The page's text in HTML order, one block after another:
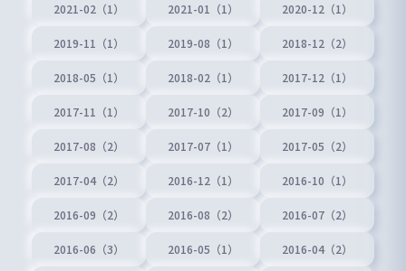
2021-02（1） 2021-01（1） 2020-12（1）
2019-11（1） 2019-08（1） 2018-12（2）
2018-05（1） 2018-02（1） 2017-12（1）
2017-11（1） 2017-10（2） 2017-09（1）
2017-08（2） 2017-07（1） 2017-05（2）
2017-04（2） 2016-12（1） 2016-10（1）
2016-09（2） 2016-08（2） 2016-07（2）
2016-06（3） 2016-05（1） 2016-04（2）